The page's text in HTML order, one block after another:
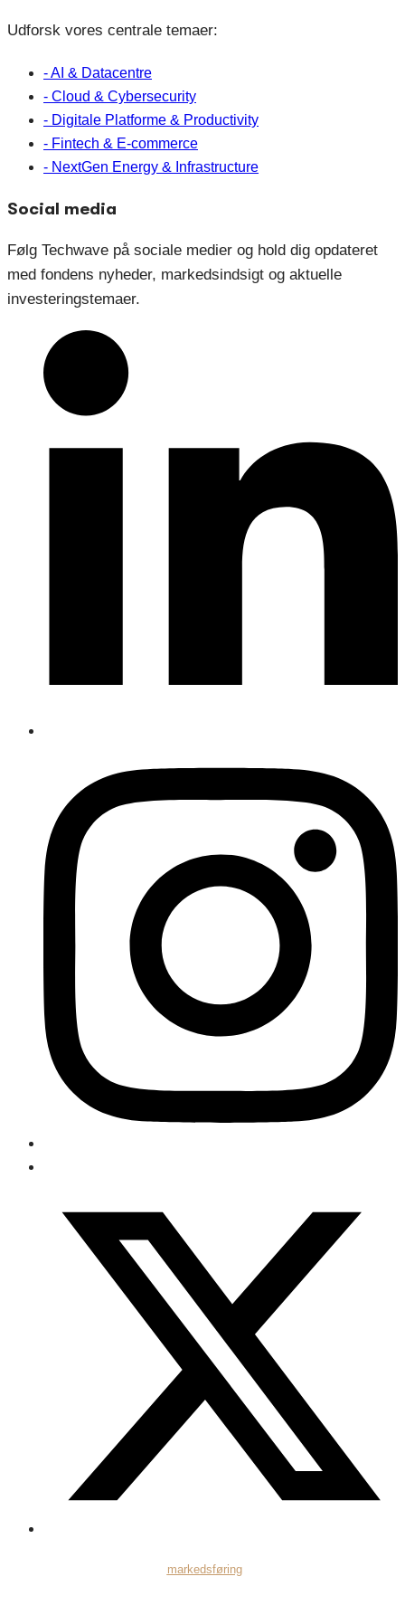
Udforsk vores centrale temaer:
- AI & Datacentre
- Cloud & Cybersecurity
- Digitale Platforme & Productivity
- Fintech & E-commerce
- NextGen Energy & Infrastructure
Social media
Følg Techwave på sociale medier og hold dig opdateret
med fondens nyheder, markedsindsigt og aktuelle
investeringstemaer.
markedsføringfor fonden techwave og skal